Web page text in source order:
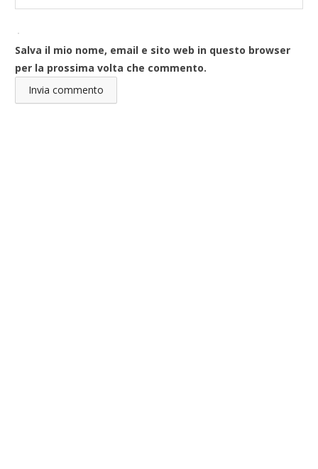
Salva il mio nome, email e sito web in questo browser
per la prossima volta che commento.